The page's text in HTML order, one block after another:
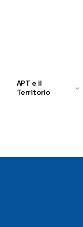
APT e il
Territorio